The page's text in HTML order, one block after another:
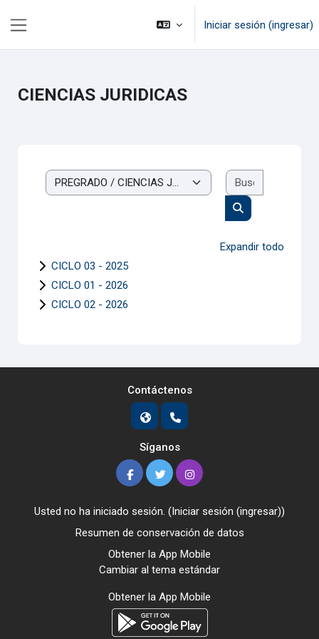
Iniciar sesión (ingresar)
CIENCIAS JURIDICAS
Categorías
Buscar cursos
Expandir todo
CICLO 03 - 2025
CICLO 01 - 2026
CICLO 02 - 2026
Contáctenos
Síganos
Usted no ha iniciado sesión. (Iniciar sesión (ingresar))
Resumen de conservación de datos
Obtener la App Mobile
Cambiar al tema estándar
Obtener la App Mobile